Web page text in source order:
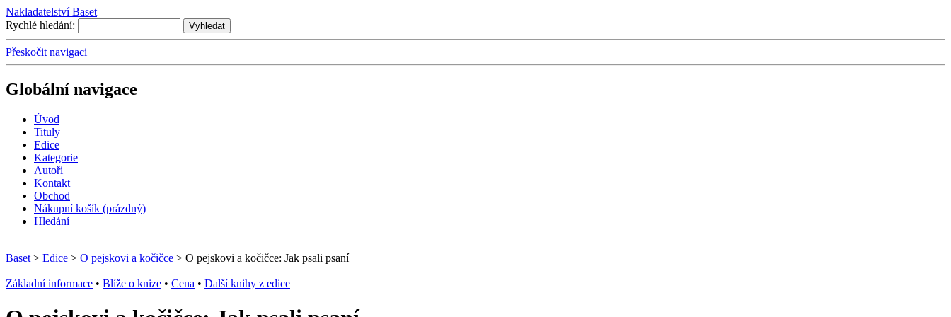
Nakladatelství Baset
Rychlé hledání:
Přeskočit navigaci
Globální navigace
Úvod
Tituly
Edice
Kategorie
Autoři
Kontakt
Obchod
Nákupní košík (prázdný)
Hledání
Baset > Edice > O pejskovi a kočičce > O pejskovi a kočičce: Jak psali psaní
Základní informace • Blíže o knize • Cena • Další knihy z edice